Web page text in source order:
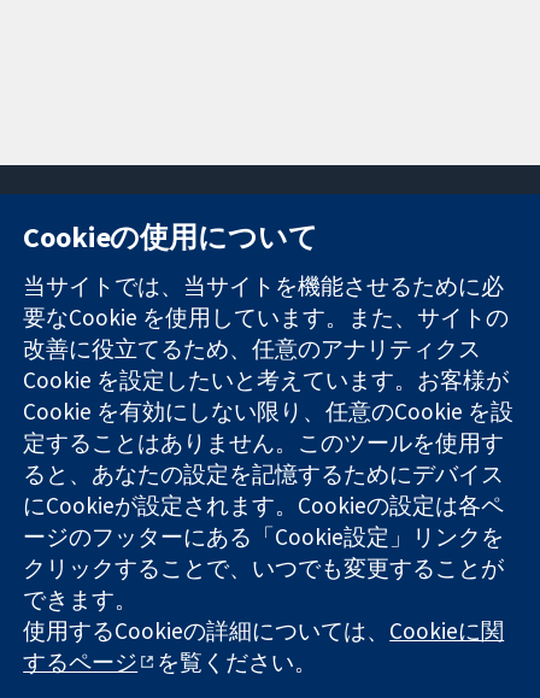
信頼できるエビ
デンスと
情報に基づく意
思決定により
健康のさらなる
向上へ
11-13 Cavendish
Square
London
W1G 0AN
United Kingdom
お問い合わせ
ニュース
広報
コクランにつ
いて
採用
Cochrane
Library
コクラン・コラボレーションは、イングランド及びウェールズ
に登録された慈善団体（登録番号 1045921）および保証有限責
任会社（登録番号 03044323）です。付加価値税登録番号 GB
718 2127 49
Copyright © 2026 The Cochrane Collaboration
Cookieの使用について
当サイトでは、当サイトを機能させるために必
要なCookie を使用しています。また、サイトの
改善に役立てるため、任意のアナリティクス
Cookie を設定したいと考えています。お客様が
Cookie を有効にしない限り、任意のCookie を設
定することはありません。このツールを使用す
ると、あなたの設定を記憶するためにデバイス
にCookieが設定されます。Cookieの設定は各ペ
ージのフッターにある「Cookie設定」リンクを
クリックすることで、いつでも変更することが
できます。
使用するCookieの詳細については、 Cookieに関
するページ
を覧ください。